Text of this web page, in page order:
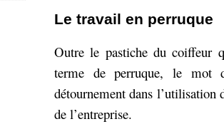
Le travail en perruque
Outre le pastiche du coiffeur
terme de perruque, le mot
détournement dans l’utilisation
de l’entreprise.